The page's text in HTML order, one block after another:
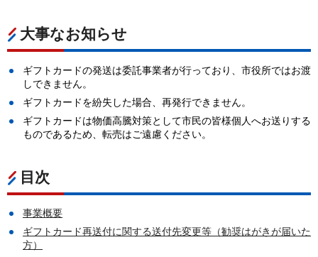
大事なお知らせ
ギフトカードの発送は委託事業者が行っており、市役所ではお渡
しできません。
ギフトカードを紛失した場合、再発行できません。
ギフトカードは物価高騰対策として市民の皆様個人へお送りする
ものであるため、転売はご遠慮ください。
目次
事業概要
ギフトカード再送付に関する送付先変更等（勧奨はがきが届いた
方）